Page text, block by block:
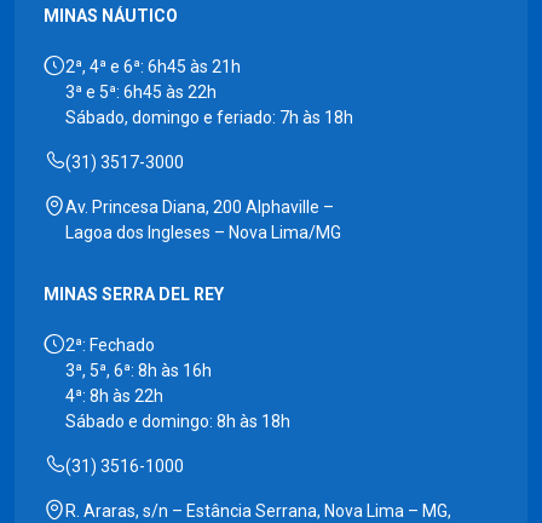
MINAS NÁUTICO
2ª, 4ª e 6ª: 6h45 às 21h
3ª e 5ª: 6h45 às 22h
Sábado, domingo e feriado: 7h às 18h
(31) 3517-3000
Av. Princesa Diana, 200 Alphaville –
Lagoa dos Ingleses – Nova Lima/MG
MINAS SERRA DEL REY
2ª: Fechado
3ª, 5ª, 6ª: 8h às 16h
4ª: 8h às 22h
Sábado e domingo: 8h às 18h
(31) 3516-1000
R. Araras, s/n – Estância Serrana, Nova Lima – MG,